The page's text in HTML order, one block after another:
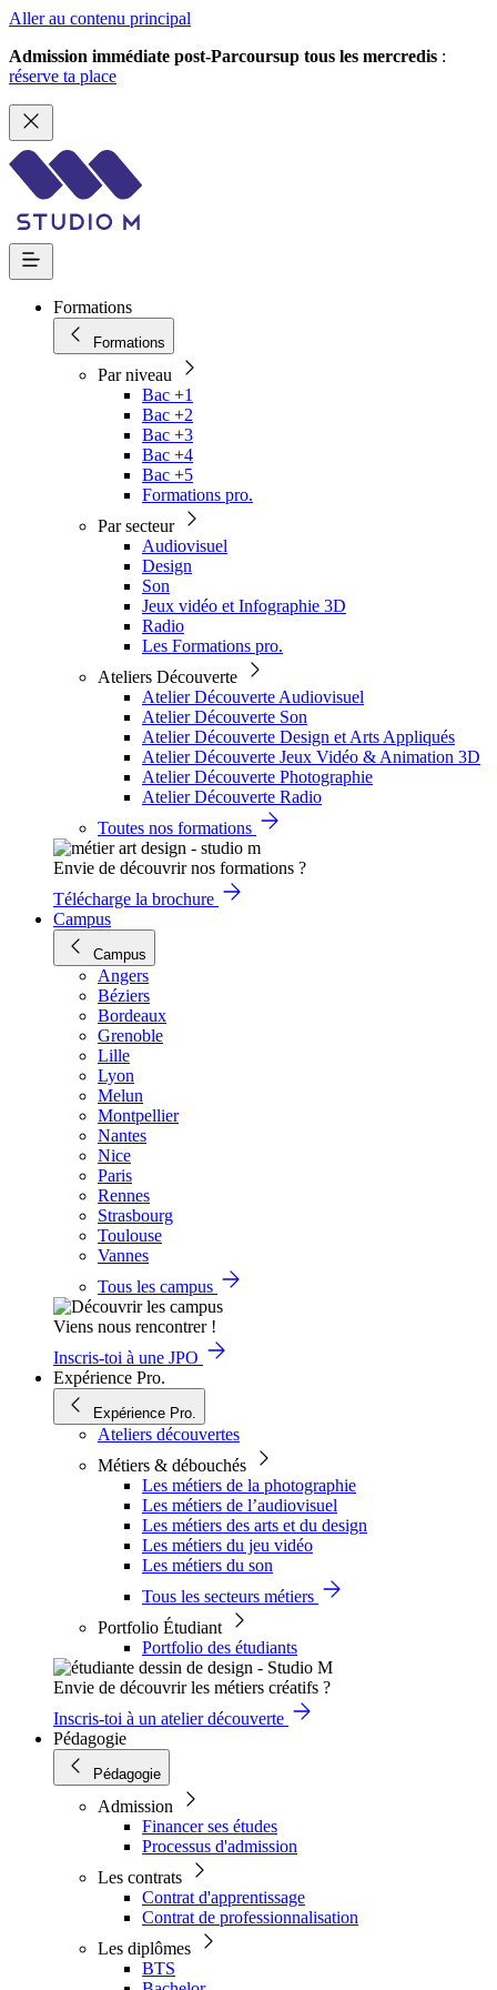
Aller au contenu principal
Admission immédiate post-Parcoursup tous les mercredis :
réserve ta place
Formations
Formations
Par niveau
Bac +1
Bac +2
Bac +3
Bac +4
Bac +5
Formations pro.
Par secteur
Audiovisuel
Design
Son
Jeux vidéo et Infographie 3D
Radio
Les Formations pro.
Ateliers Découverte
Atelier Découverte Audiovisuel
Atelier Découverte Son
Atelier Découverte Design et Arts Appliqués
Atelier Découverte Jeux Vidéo & Animation 3D
Atelier Découverte Photographie
Atelier Découverte Radio
Toutes nos formations
Envie de découvrir nos formations ?
Télécharge la brochure
Campus
Campus
Angers
Béziers
Bordeaux
Grenoble
Lille
Lyon
Melun
Montpellier
Nantes
Nice
Paris
Rennes
Strasbourg
Toulouse
Vannes
Tous les campus
Viens nous rencontrer !
Inscris-toi à une JPO
Expérience Pro.
Expérience Pro.
Ateliers découvertes
Métiers & débouchés
Les métiers de la photographie
Les métiers de l’audiovisuel
Les métiers des arts et du design
Les métiers du jeu vidéo
Les métiers du son
Tous les secteurs métiers
Portfolio Étudiant
Portfolio des étudiants
Envie de découvrir les métiers créatifs ?
Inscris-toi à un atelier découverte
Pédagogie
Pédagogie
Admission
Financer ses études
Processus d'admission
Les contrats
Contrat d'apprentissage
Contrat de professionnalisation
Les diplômes
BTS